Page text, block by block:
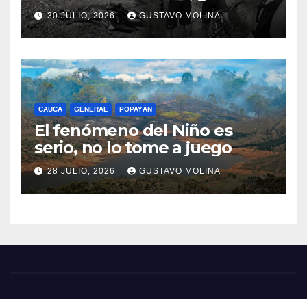
consternación en el Cauca
30 JULIO, 2026 GUSTAVO MOLINA
CAUCA GENERAL POPAYÁN
El fenómeno del Niño es
serio, no lo tome a juego
28 JULIO, 2026 GUSTAVO MOLINA